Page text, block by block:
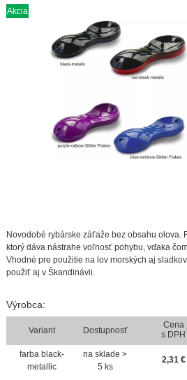
Akcia
Novodobé rybárske záťaže bez obsahu olova.
ktorý dáva nástrahe voľnosť pohybu, vďaka
Vhodné pre použitie na lov morských aj
použiť aj v Škandinávii.
Výrobca:
Variant Dostupnosť
Cena
s DPH
farba black-
metallic
na sklade >
5 ks
2,31 €